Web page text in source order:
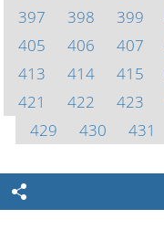
397
398 399
405
406 407
413
414 415
421
422 423
429
430 431